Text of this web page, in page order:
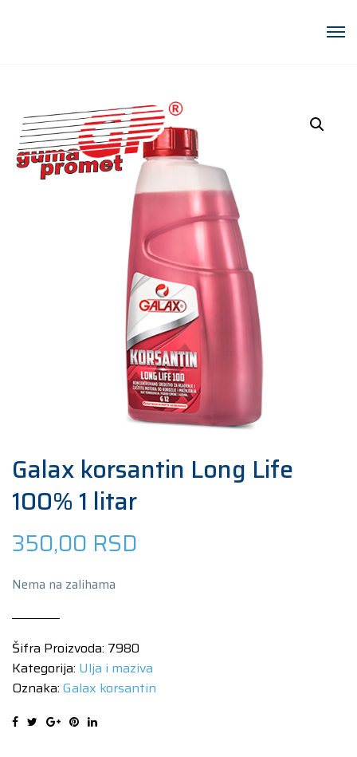
Galax korsantin Long Life
100% 1 litar
350,00 RSD
Nema na zalihama
Šifra Proizvoda: 7980
Kategorija: Ulja i maziva
Oznaka: Galax korsantin